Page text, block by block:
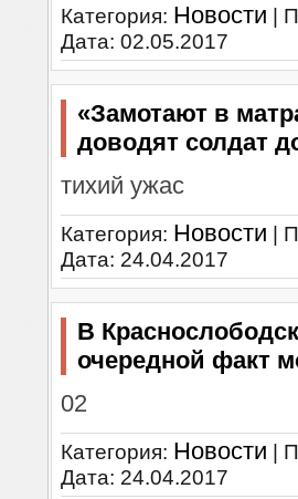
Категория: Новости |
Дата: 02.05.2017
«Замотают в
доводят солдат
тихий ужас
Категория: Новости |
Дата: 24.04.2017
В
очередной факт
02
Категория: Новости |
Дата: 24.04.2017